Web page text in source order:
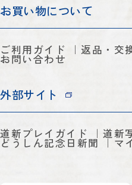
お買い物について
ご利用ガイド 返品・交
お問い合わせ
外部サイト
道新プレイガイド 道新
どうしん記念日新聞 マ